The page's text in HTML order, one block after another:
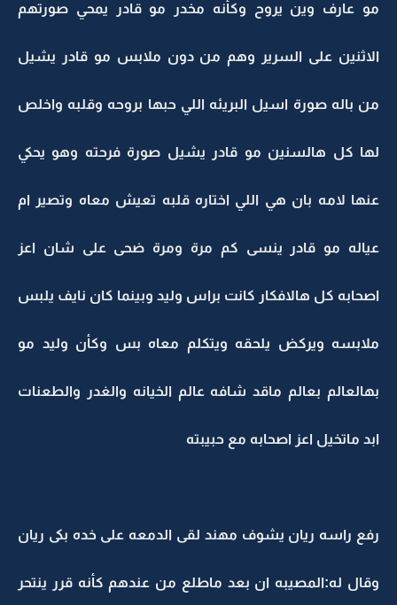
مو عارف وين يروح وكأنه مخدر مو قادر يمحي صورتهم
الاثنين على السرير وهم من دون ملابس مو قادر يشيل
من باله صورة اسيل البريئه اللي حبها بروحه وقلبه واخلص
لها كل هالسنين مو قادر يشيل صورة فرحته وهو يحكي
عنها لامه بان هي اللي اختاره قلبه تعيش معاه وتصير ام
عياله مو قادر ينسى كم مرة ومرة ضحى على شان اعز
اصحابه كل هالافكار كانت براس وليد وبينما كان نايف يلبس
ملابسه ويركض يلحقه ويتكلم معاه بس وكأن وليد مو
بهالعالم بعالم ماقد شافه عالم الخيانه والغدر والطعنات
ابد ماتخيل اعز اصحابه مع حبيبته
رفع راسه ريان يشوف مهند لقى الدمعه على خده بكى ريان
وقال له:المصيبه ان بعد ماطلع من عندهم كأنه قرر ينتحر